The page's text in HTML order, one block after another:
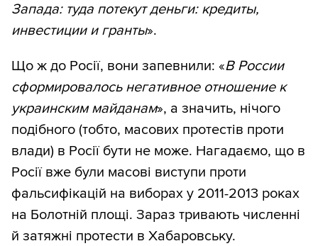
Запада: туда потекут деньги: кредиты,
инвестиции и гранты».
Що ж до Росії, вони запевнили: «В России
сформировалось негативное отношение к
украинским майданам», а значить, нічого
подібного (тобто, масових протестів проти
влади) в Росії бути не може. Нагадаємо, що в
Росії вже були масові виступи проти
фальсифікацій на виборах у 2011-2013 роках
на Болотній площі. Зараз тривають численні
й затяжні протести в Хабаровську.